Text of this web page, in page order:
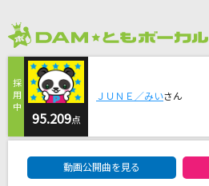
米良美一
ラムのラブソング
あの世行きのバスに乗ってさ
95.209点
ＪＵＮＥ／みいさん
動画公開曲を見る